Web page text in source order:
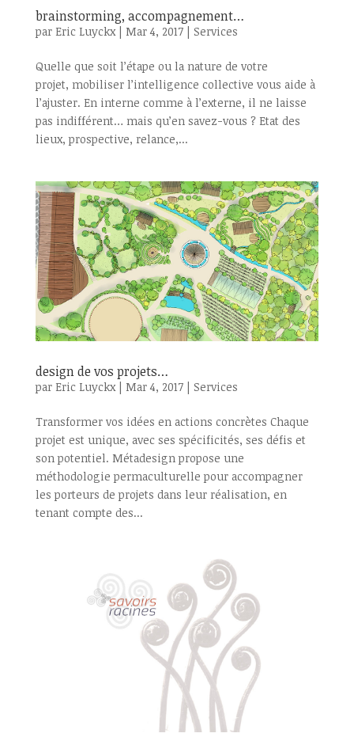
brainstorming, accompagnement…
par Eric Luyckx| Mar 4, 2017| Services
Quelle que soit l’étape ou la nature de votre
projet, mobiliser l’intelligence collective vous aide à
l’ajuster. En interne comme à l’externe, il ne laisse
pas indifférent… mais qu’en savez-vous ? Etat des
lieux, prospective, relance,...
design de vos projets…
par Eric Luyckx| Mar 4, 2017| Services
Transformer vos idées en actions concrètes Chaque
projet est unique, avec ses spécificités, ses défis et
son potentiel. Métadesign propose une
méthodologie permaculturelle pour accompagner
les porteurs de projets dans leur réalisation, en
tenant compte des...